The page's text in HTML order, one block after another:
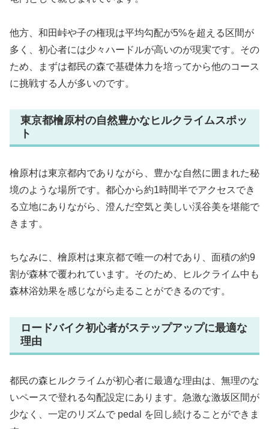
他方、和田峠や子の権現は平均勾配が5%を超える区間が
多く、初心者には少々ハードルが高いのが現実です。その
ため、まずは都民の森で基礎体力を培ってから他のコース
に挑戦する人が多いのです。
東京都檜原村の自然豊かなヒルクライムスポッ
ト
檜原村は東京都内でありながら、豊かな自然に囲まれた秘
境のような場所です。都心から約1時間半でアクセスでき
る立地にありながら、澄んだ空気と美しい渓谷美を堪能で
きます。
ちなみに、檜原村は東京都で唯一の村であり、面積の約9
割が森林で覆われています。そのため、ヒルクライム中も
森林浴効果を感じながら走ることができるのです。
ロードバイク初心者がステップアップに最適な
理由
都民の森ヒルクライムが初心者に最適な理由は、無理のな
いペースで登れる勾配設定にあります。急激な激坂区間が
少なく、一定のリズムで pedal を回し続けることができま